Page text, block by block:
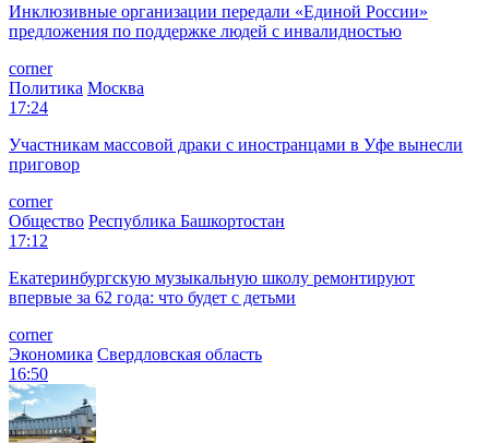
Инклюзивные организации передали «Единой России»
предложения по поддержке людей с инвалидностью
corner
Политика Москва
17:24
Участникам массовой драки с иностранцами в Уфе вынесли
приговор
corner
Общество Республика Башкортостан
17:12
Екатеринбургскую музыкальную школу ремонтируют
впервые за 62 года: что будет с детьми
corner
Экономика Свердловская область
16:50